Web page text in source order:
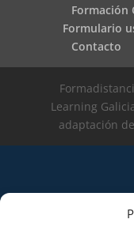
Formación
Formulario
Contacto
Learning
adaptación